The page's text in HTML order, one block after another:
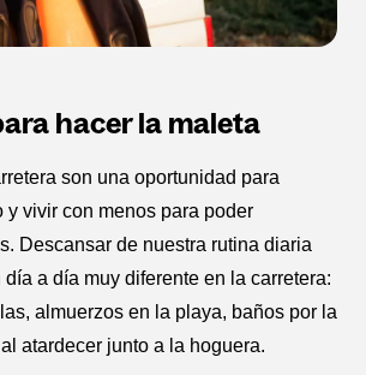
hacer la maleta
son una oportunidad para
y vivir con menos para poder
Descansar de nuestra rutina diaria
a día muy diferente en la carretera:
almuerzos en la playa, baños por la
atardecer junto a la hoguera.